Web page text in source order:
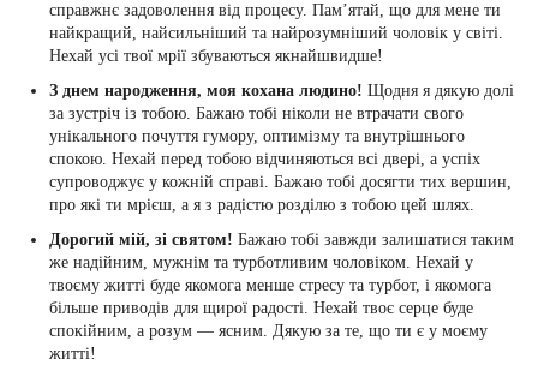
справжнє задоволення від процесу. Пам’ятай, що для мене ти
найкращий, найсильніший та найрозумніший чоловік у світі.
Нехай усі твої мрії збуваються якнайшвидше!
З днем народження, моя кохана людино! Щодня я дякую долі
за зустріч із тобою. Бажаю тобі ніколи не втрачати свого
унікального почуття гумору, оптимізму та внутрішнього
спокою. Нехай перед тобою відчиняються всі двері, а успіх
супроводжує у кожній справі. Бажаю тобі досягти тих вершин,
про які ти мрієш, а я з радістю розділю з тобою цей шлях.
Дорогий мій, зі святом! Бажаю тобі завжди залишатися таким
же надійним, мужнім та турботливим чоловіком. Нехай у
твоєму житті буде якомога менше стресу та турбот, і якомога
більше приводів для щирої радості. Нехай твоє серце буде
спокійним, а розум — ясним. Дякую за те, що ти є у моєму
житті!